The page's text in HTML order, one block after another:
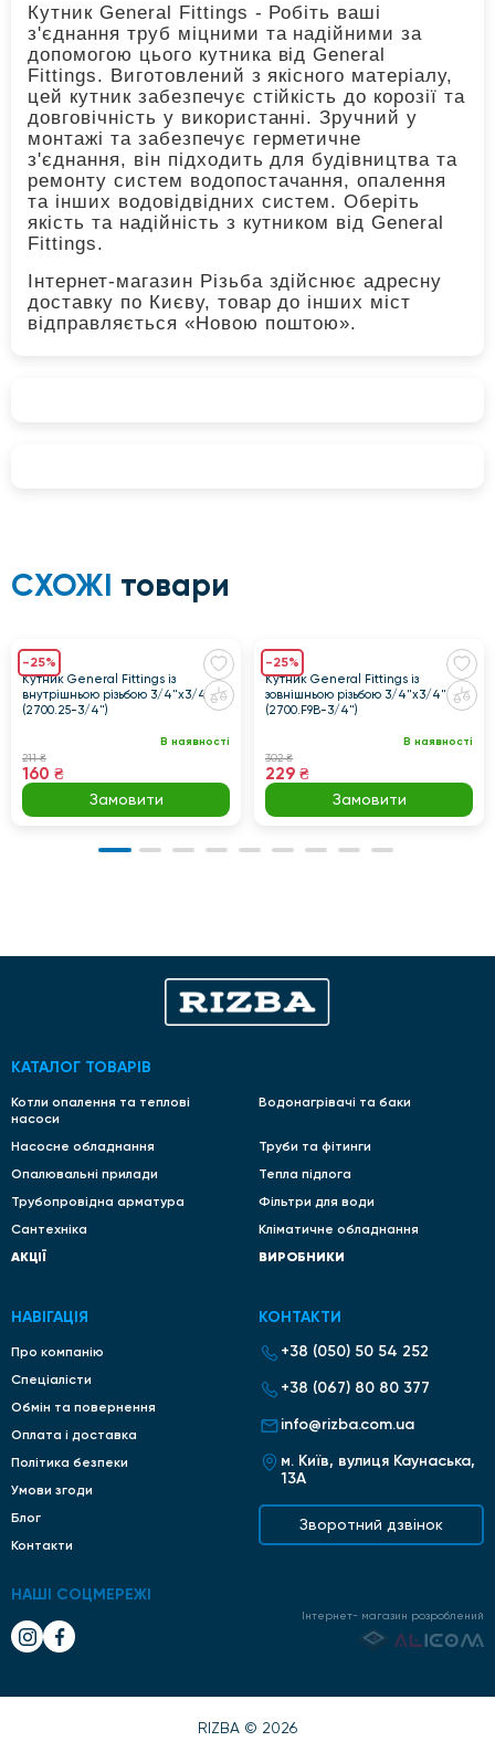
Кутник General Fittings - Робіть ваші
з'єднання труб міцними та надійними за
допомогою цього кутника від General
Fittings. Виготовлений з якісного матеріалу,
цей кутник забезпечує стійкість до корозії та
довговічність у використанні. Зручний у
монтажі та забезпечує герметичне
з'єднання, він підходить для будівництва та
ремонту систем водопостачання, опалення
та інших водовідвідних систем. Оберіть
якість та надійність з кутником від General
Fittings.
Інтернет-магазин Різьба здійснює адресну
доставку по Києву, товар до інших міст
відправляється «Новою поштою».
СХОЖІ товари
-25%
Кутник General Fittings із
внутрішньою різьбою 3/4"x3/4"
(2700.25-3/4")
В наявності
211 ₴
160 ₴
Замовити
-25%
Кутник General Fittings із
зовнішньою різьбою 3/4"x3/4"
(2700.F9B-3/4")
В наявності
302 ₴
229 ₴
Замовити
КАТАЛОГ ТОВАРІВ
Котли опалення та теплові
насоси
Водонагрівачі та баки
Насосне обладнання
Труби та фітинги
Опалювальні прилади
Тепла підлога
Трубопровідна арматура
Фільтри для води
Сантехніка
Кліматичне обладнання
АКЦІЇ ВИРОБНИКИ
НАВІГАЦІЯ
Про компанію
Спеціалісти
Обмін та повернення
Оплата і доставка
Політика безпеки
Умови згоди
Блог
Контакти
КОНТАКТИ
+38 (050) 50 54 252
+38 (067) 80 80 377
info@rizba.com.ua
м. Київ, вулиця Каунаська,
13А
Зворотний дзвінок
НАШІ СОЦМЕРЕЖІ
Інтернет- магазин розроблений
RIZBA © 2026